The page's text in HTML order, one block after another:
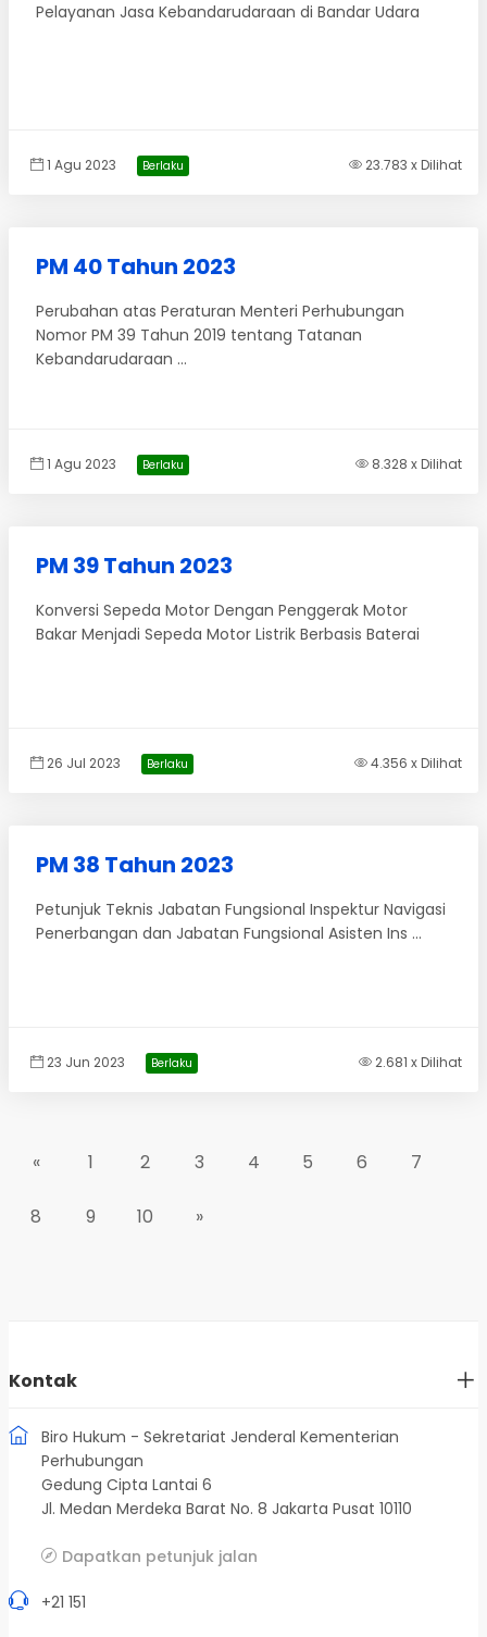
Pelayanan Jasa Kebandarudaraan di Bandar Udara
1 Agu 2023 Berlaku 23.783 x Dilihat
PM 40 Tahun 2023
Perubahan atas Peraturan Menteri Perhubungan
Nomor PM 39 Tahun 2019 tentang Tatanan
Kebandarudaraan ...
1 Agu 2023 Berlaku 8.328 x Dilihat
PM 39 Tahun 2023
Konversi Sepeda Motor Dengan Penggerak Motor
Bakar Menjadi Sepeda Motor Listrik Berbasis Baterai
26 Jul 2023 Berlaku 4.356 x Dilihat
PM 38 Tahun 2023
Petunjuk Teknis Jabatan Fungsional Inspektur Navigasi
Penerbangan dan Jabatan Fungsional Asisten Ins ...
23 Jun 2023 Berlaku 2.681 x Dilihat
« 1 2 3 4 5 6 7
8 9 10 »
Kontak
Biro Hukum - Sekretariat Jenderal Kementerian
Perhubungan
Gedung Cipta Lantai 6
Jl. Medan Merdeka Barat No. 8 Jakarta Pusat 10110
Dapatkan petunjuk jalan
+21 151